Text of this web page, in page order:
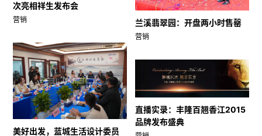
次亮相祥生发布会
营销 兰溪翡翠园：开盘两小时售罄
营销
美好出发，蓝城生活设计委员
直播实录：丰隆百翘香江2015
品牌发布盛典